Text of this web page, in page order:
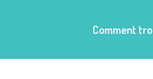
Comment